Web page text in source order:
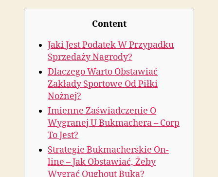
Content
Jaki Jest Podatek W Przypadku
Sprzedaży Nagrody?
Dlaczego Warto Obstawiać
Zakłady Sportowe Od Piłki
Nożnej?
Imienne Zaświadczenie O
Wygranej U Bukmachera – Corp
To Jest?
Strategie Bukmacherskie On-
line – Jak Obstawiać, Żeby
Wygrać Oughout Buka?